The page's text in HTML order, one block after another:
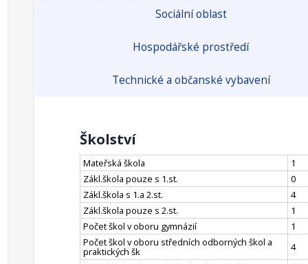
Sociální oblast
Hospodářské prostředí
Technické a občanské vybavení
Školství
Mateřská škola
1
Zákl.škola pouze s 1.st.
0
Zákl.škola s 1.a 2.st.
4
Zákl.škola pouze s 2.st.
1
Počet škol v oboru gymnázií
1
Počet škol v oboru středních odborných škol a
praktických šk
4